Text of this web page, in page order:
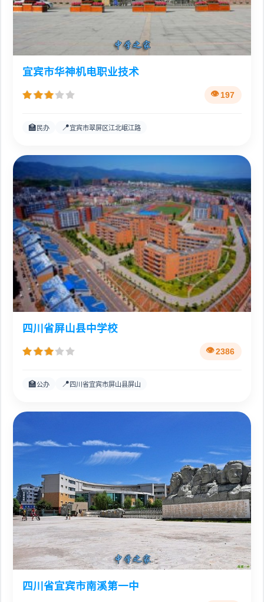
宜宾市华神机电职业技术
197
🏫 民办 📍宜宾市翠屏区江北岷江路
四川省屏山县中学校
2386
🏫公办 📍四川省宜宾市屏山县屏山
四川省宜宾市南溪第一中